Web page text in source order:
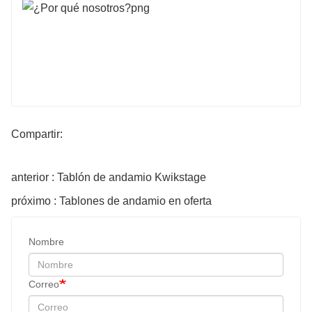
Compartir:
anterior : Tablón de andamio Kwikstage
próximo : Tablones de andamio en oferta
Nombre
Correo